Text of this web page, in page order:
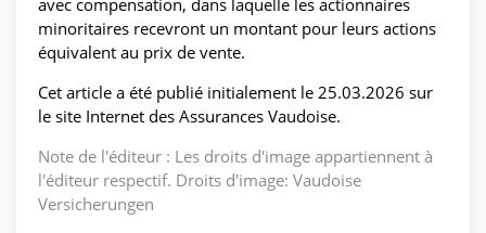
avec compensation, dans laquelle les actionnaires
minoritaires recevront un montant pour leurs actions
équivalent au prix de vente.
Cet article a été publié initialement le 25.03.2026 sur
le site Internet des Assurances Vaudoise.
Note de l'éditeur : Les droits d'image appartiennent à
l'éditeur respectif. Droits d'image: Vaudoise
Versicherungen